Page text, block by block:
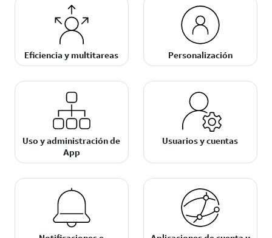
Eficiencia y multitareas Personalización
Uso y administración de
App
Usuarios y cuentas